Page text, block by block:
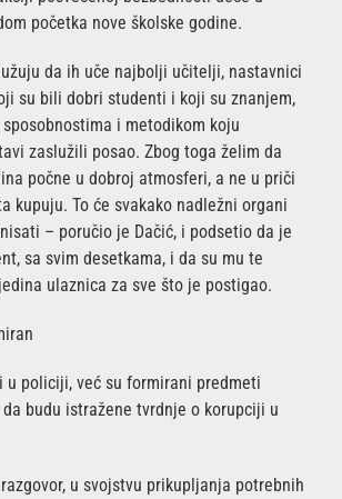
početka nove školske godine.
da ih uče najbolji učitelji, nastavnici
su bili dobri studenti i koji su znanjem,
sposobnostima i metodikom koju
zaslužili posao. Zbog toga želim da
počne u dobroj atmosferi, a ne u priči
kupuju. To će svakako nadležni organi
– poručio je Dačić, i podsetio da je
sa svim desetkama, i da su mu te
ulaznica za sve što je postigao.
u policiji, već su formirani predmeti
budu istražene tvrdnje o korupciji u
u svojstvu prikupljanja potrebnih